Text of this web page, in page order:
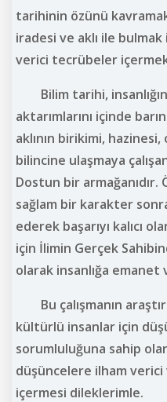
tarihinin özünü
iradesi ve aklı ile
verici tecrübeler
Bilim tarihi,
aktarımlarını içinde
aklının birikimi,
bilincine ulaşmaya
Dostun bir
sağlam bir karakter
ederek başarıyı kalıcı
için İlimin Gerçek
olarak insanlığa
Bu çalışmanın
kültürlü insanlar için
sorumluluğuna sahip
düşüncelere ilham
içermesi dileklerimle.